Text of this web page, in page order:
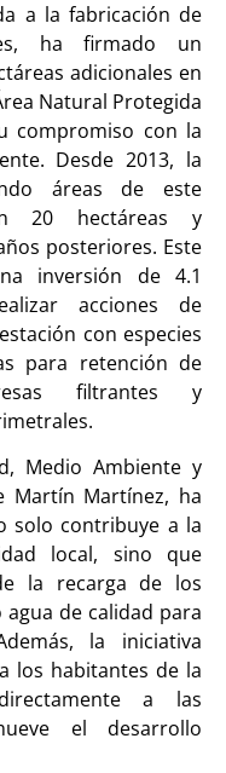
a la fabricación de
ha firmado un
adicionales en
Natural Protegida
compromiso con la
Desde 2013, la
áreas de este
20 hectáreas y
posteriores. Este
inversión de 4.1
acciones de
con especies
para retención de
filtrantes y
Medio Ambiente y
Martín Martínez, ha
solo contribuye a la
local, sino que
la recarga de los
de calidad para
la iniciativa
los habitantes de la
a las
el desarrollo